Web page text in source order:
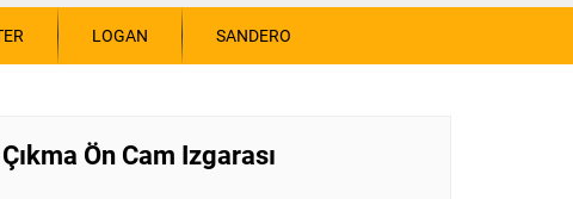
LOGAN SANDERO
Ön Cam Izgarası